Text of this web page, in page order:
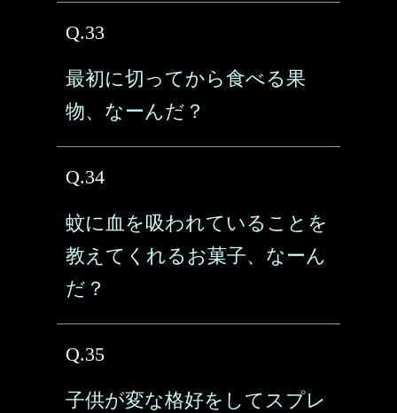
Q.33
最初に切ってから食べる果
物、なーんだ？
Q.34
蚊に血を吸われていることを
教えてくれるお菓子、なーん
だ？
Q.35
子供が変な格好をしてスプレ